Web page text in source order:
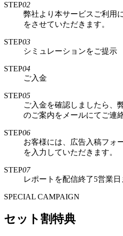
STEP02
弊社より本サービスご利用
をさせていただきます。
STEP03
シミュレーションをご提示
STEP04
ご入金
STEP05
ご入金を確認しましたら、
のご案内をメールにてご連
STEP06
お客様には、広告入稿フォ
を入力していただきます。
STEP07
レポートを配信終了5営業
SPECIAL CAMPAIGN
セット割特典